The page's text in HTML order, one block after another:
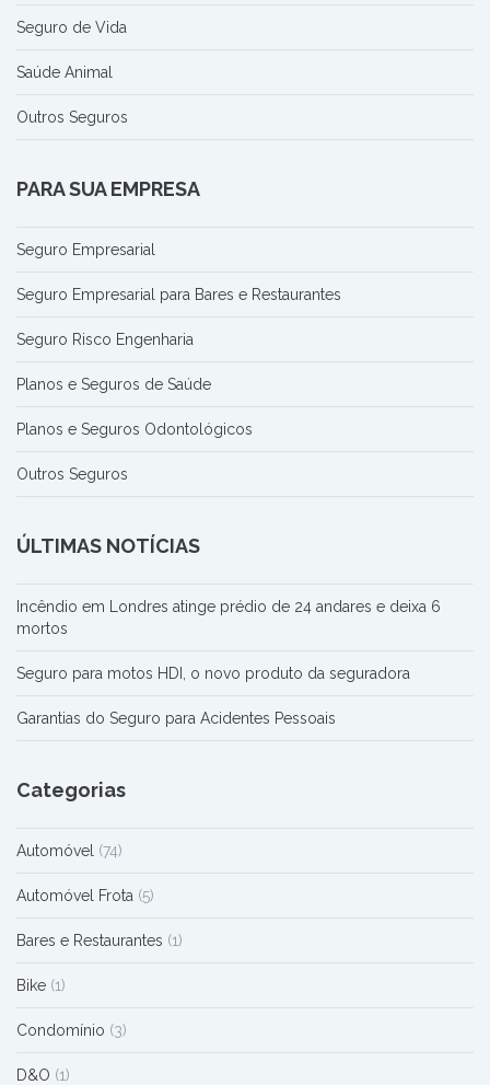
Seguro de Vida
Saúde Animal
Outros Seguros
PARA SUA EMPRESA
Seguro Empresarial
Seguro Empresarial para Bares e Restaurantes
Seguro Risco Engenharia
Planos e Seguros de Saúde
Planos e Seguros Odontológicos
Outros Seguros
ÚLTIMAS NOTÍCIAS
Incêndio em Londres atinge prédio de 24 andares e deixa 6
mortos
Seguro para motos HDI, o novo produto da seguradora
Garantias do Seguro para Acidentes Pessoais
Categorias
Automóvel (74)
Automóvel Frota (5)
Bares e Restaurantes (1)
Bike (1)
Condomínio (3)
D&O (1)